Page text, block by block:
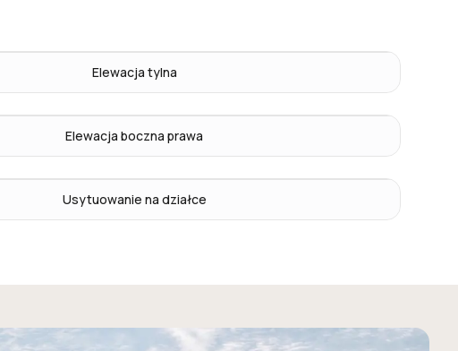
Elewacja tylna
Elewacja boczna prawa
Usytuowanie na działce